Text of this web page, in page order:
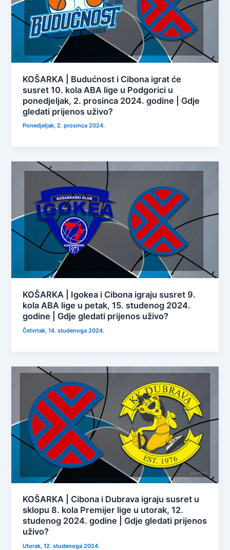
KOŠARKA | Budućnost i Cibona igrat će
susret 10. kola ABA lige u Podgorici u
ponedjeljak, 2. prosinca 2024. godine | Gdje
gledati prijenos uživo?
Ponedjeljak, 2. prosinca 2024.
KOŠARKA | Igokea i Cibona igraju susret 9.
kola ABA lige u petak, 15. studenog 2024.
godine | Gdje gledati prijenos uživo?
Četvrtak, 14. studenoga 2024.
KOŠARKA | Cibona i Dubrava igraju susret u
sklopu 8. kola Premijer lige u utorak, 12.
studenog 2024. godine | Gdje gledati prijenos
uživo?
Utorak, 12. studenoga 2024.